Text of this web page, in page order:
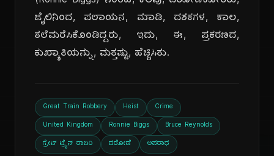
ಜೈಲಿನಿಂದ, ಪಲಾಯನ, ಮಾಡಿ, ದಶಕಗಳ, ಕಾಲ,
ತಲೆಮರೆಸಿಕೊಂಡಿದ್ದರು, ಇದು, ಈ, ಪ್ರಕರಣದ,
ಕುಖ್ಯಾತಿಯನ್ನು, ಮತ್ತಷ್ಟು, ಹೆಚ್ಚಿಸಿತು.
Great Train Robbery Heist Crime
United Kingdom Ronnie Biggs Bruce Reynolds
ಗ್ರೇಟ್ ಟ್ರೈನ್ ರಾಬರಿ ದರೋಡೆ ಅಪರಾಧ